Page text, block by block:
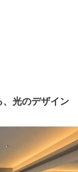
光のデザイン